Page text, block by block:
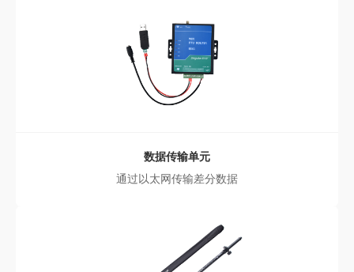
数据传输单元
通过以太网传输差分数据